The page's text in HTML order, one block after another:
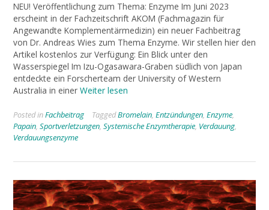
NEU! Veröffentlichung zum Thema: Enzyme Im Juni 2023
erscheint in der Fachzeitschrift AKOM (Fachmagazin für
Angewandte Komplementärmedizin) ein neuer Fachbeitrag
von Dr. Andreas Wies zum Thema Enzyme. Wir stellen hier den
Artikel kostenlos zur Verfügung: Ein Blick unter den
Wasserspiegel Im Izu-Ogasawara-Graben südlich von Japan
entdeckte ein Forscherteam der University of Western
Australia in einer Weiter lesen
Posted inFachbeitrag TaggedBromelain, Entzündungen, Enzyme,
Papain, Sportverletzungen, Systemische Enzymtherapie, Verdauung,
Verdauungsenzyme